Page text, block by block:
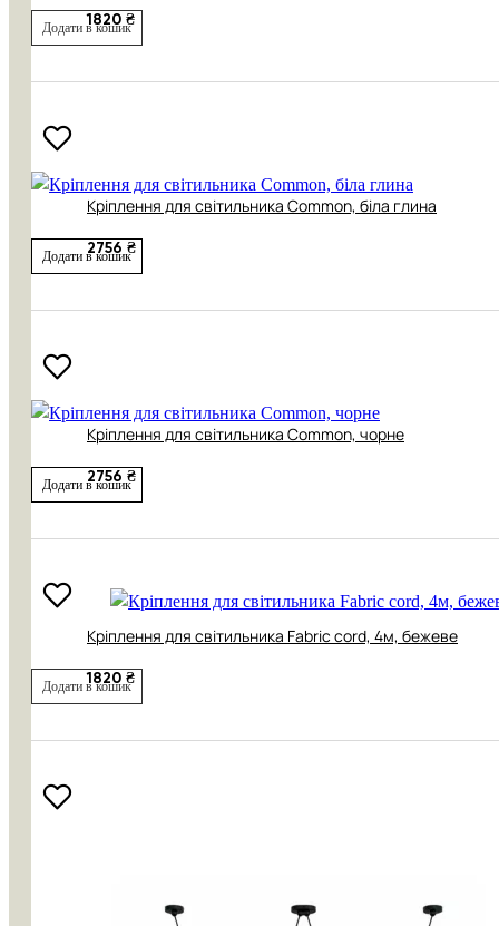
1820 ₴
Додати в кошик
Кріплення для світильника Common, біла глина
2756 ₴
Додати в кошик
Кріплення для світильника Common, чорне
2756 ₴
Додати в кошик
Кріплення для світильника Fabric cord, 4м, бежеве
1820 ₴
Додати в кошик